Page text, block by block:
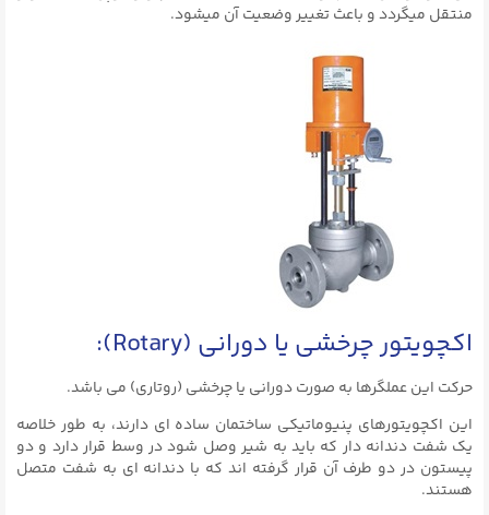
منتقل میگردد و باعث تغییر وضعیت آن میشود.
اکچویتور چرخشی یا دورانی (Rotary):
حرکت این عملگرها به صورت دورانی یا چرخشی (روتاری) می باشد.
این اکچویتورهای پنیوماتیکی ساختمان ساده‌ ای دارند، به طور خلاصه
یک شفت دندانه دار که باید به شیر وصل شود در وسط قرار دارد و دو
پیستون در دو طرف آن قرار گرفته‌ اند که با دندانه‌ ای به شفت متصل
هستند.